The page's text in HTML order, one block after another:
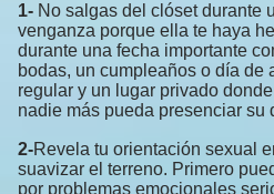
1- No salgas del clóset durante
venganza porque ella te haya
durante una fecha importante
bodas, un cumpleaños o día de
regular y un lugar privado
nadie más pueda presenciar su
2-Revela tu orientación sexual
suavizar el terreno. Primero
por problemas emocionales